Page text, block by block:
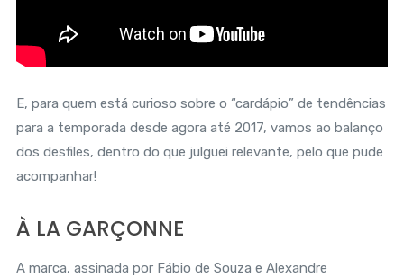
E, para quem está curioso sobre o “cardápio” de tendências
para a temporada desde agora até 2017, vamos ao balanço
dos desfiles, dentro do que julguei relevante, pelo que pude
acompanhar!
À LA GARÇONNE
A marca, assinada por Fábio de Souza e Alexandre